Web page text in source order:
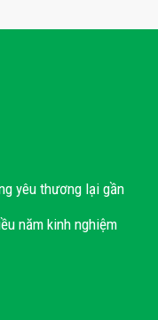
yêu thương lại gần
năm kinh nghiệm